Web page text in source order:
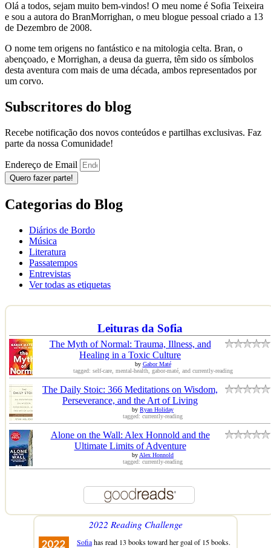
Olá a todos, sejam muito bem-vindos! O meu nome é Sofia Teixeira
e sou a autora do BranMorrighan, o meu blogue pessoal criado a 13
de Dezembro de 2008.
O nome tem origens no fantástico e na mitologia celta. Bran, o
abençoado, e Morrighan, a deusa da guerra, têm sido os símbolos
desta aventura com mais de uma década, ambos representados por
um corvo.
Subscritores do blog
Recebe notificação dos novos conteúdos e partilhas exclusivas. Faz
parte da nossa Comunidade!
Endereço de Email
Quero fazer parte!
Categorias do Blog
Diários de Bordo
Música
Literatura
Passatempos
Entrevistas
Ver todas as etiquetas
Leituras da Sofia
The Myth of Normal: Trauma, Illness, and
Healing in a Toxic Culture
by Gabor Maté
tagged: self-care, mental-health, gabor-maté, and currently-reading
The Daily Stoic: 366 Meditations on Wisdom,
Perseverance, and the Art of Living
by Ryan Holiday
tagged: currently-reading
Alone on the Wall: Alex Honnold and the
Ultimate Limits of Adventure
byAlex Honnold
tagged: currently-reading
2022 Reading Challenge
Sofiahas read 13 books toward her goal of 15 books.